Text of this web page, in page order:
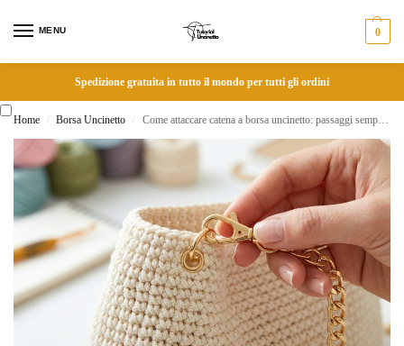
MENU 0
Spedizione gratuita in tutto il mondo per tutti gli ordini
Home / Borsa Uncinetto / Come attaccare catena a borsa uncinetto: passaggi semplici per applicare i moschettoni ora